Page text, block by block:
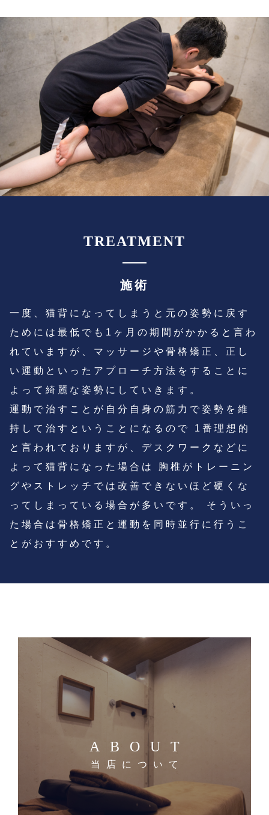
TREATMENT
施術
一度、猫背になってしまうと元の姿勢に戻す
ためには最低でも1ヶ月の期間がかかると言わ
れていますが、マッサージや骨格矯正、正し
い運動といったアプローチ方法をすることに
よって綺麗な姿勢にしていきます。
運動で治すことが自分自身の筋力で姿勢を維
持して治すということになるので 1番理想的
と言われておりますが、デスクワークなどに
よって猫背になった場合は 胸椎がトレーニン
グやストレッチでは改善できないほど硬くな
ってしまっている場合が多いです。 そういっ
た場合は骨格矯正と運動を同時並行に行うこ
とがおすすめです。
ABOUT
当店について